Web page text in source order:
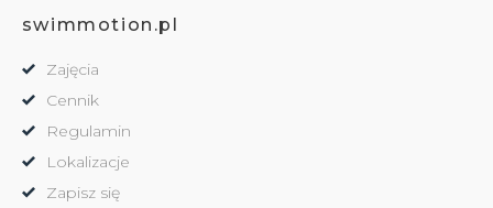
swimmotion.pl
Zajęcia
Cennik
Regulamin
Lokalizacje
Zapisz się